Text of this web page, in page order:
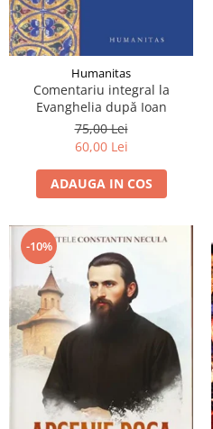
Humanitas
Comentariu integral la
Evanghelia după Ioan
75,00 Lei
60,00 Lei
ADAUGA IN COS
-10%